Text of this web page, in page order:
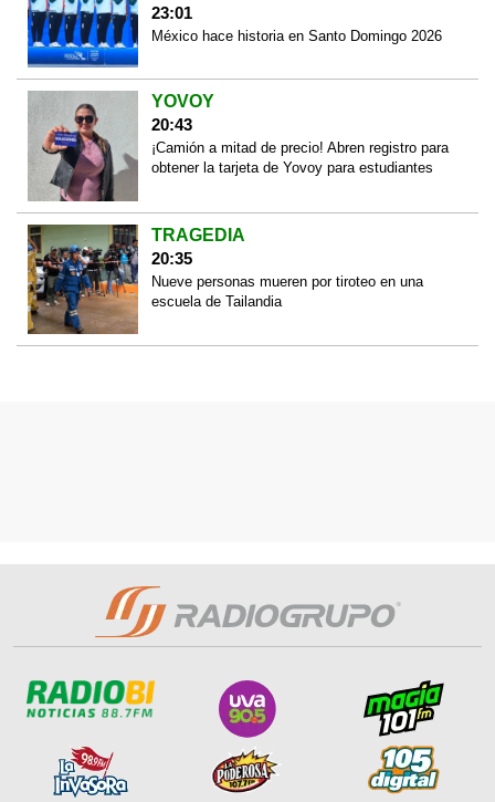
23:01
México hace historia en Santo Domingo 2026
YOVOY
20:43
¡Camión a mitad de precio! Abren registro para
obtener la tarjeta de Yovoy para estudiantes
TRAGEDIA
20:35
Nueve personas mueren por tiroteo en una
escuela de Tailandia